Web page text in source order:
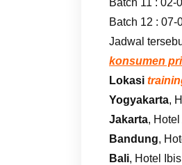
Batch 12 :
Jadwal
konsumen
Lokasi
Yogyakarta,
Jakarta,
Bandung,
Bali, Hotel